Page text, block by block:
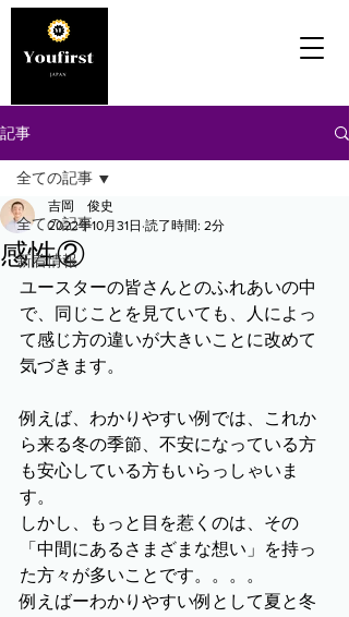
記事
全ての記事
新着情報
全ての記事
感性②
吉岡 俊史
2022年10月31日 読了時間: 2分
ユースターの皆さんとのふれあいの中
で、同じことを見ていても、人によっ
て感じ方の違いが大きいことに改めて
気づきます。
例えば、わかりやすい例では、これか
ら来る冬の季節、不安になっている方
も安心している方もいらっしゃいま
す。
しかし、もっと目を惹くのは、その
「中間にあるさまざまな想い」を持っ
た方々が多いことです。。。。
例えばーわかりやすい例として夏と冬